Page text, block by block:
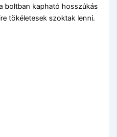
boltban kapható hosszúkás
tökéletesek szoktak lenni.